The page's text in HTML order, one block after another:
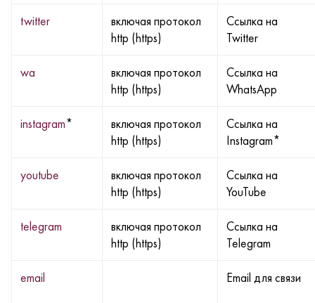
twitter
включая протокол
http (https)
Ссылка на
Twitter
wa
включая протокол
http (https)
Ссылка на
WhatsApp
instagram*
включая протокол
http (https)
Ссылка на
Instagram*
youtube
включая протокол
http (https)
Ссылка на
YouTube
telegram
включая протокол
http (https)
Ссылка на
Telegram
email Email для связи